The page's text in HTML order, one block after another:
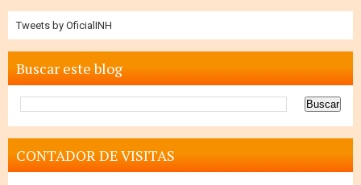
Tweets by OficialINH
Buscar este blog
CONTADOR DE VISITAS